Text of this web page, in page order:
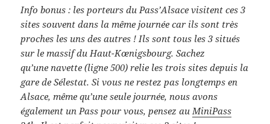
Info bonus : les porteurs du Pass’Alsace visitent ces 3
sites souvent dans la même journée car ils sont très
proches les uns des autres ! Ils sont tous les 3 situés
sur le massif du Haut-Kœnigsbourg. Sachez
qu’une navette (ligne 500) relie les trois sites depuis la
gare de Sélestat. Si vous ne restez pas longtemps en
Alsace, même qu’une seule journée, nous avons
également un Pass pour vous, pensez au MiniPass